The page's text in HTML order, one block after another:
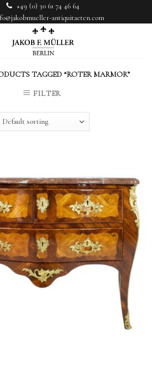
+49 (0) 30 61 74 46 64
antiquitaeten.com
TAGGED “ROTER MARMOR”
FILTER